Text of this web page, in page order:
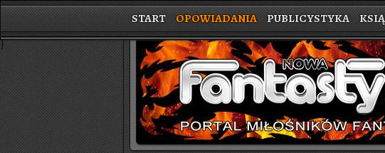
START OPOWIADANIA PUBLICYSTYKA
}